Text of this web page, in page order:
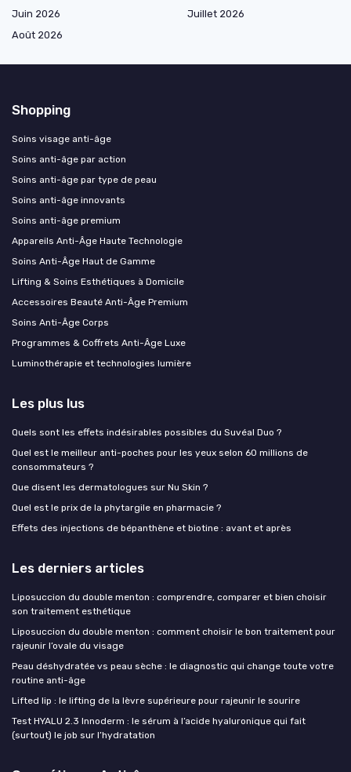
Juin 2026
Juillet 2026
Août 2026
Shopping
Soins visage anti-âge
Soins anti-âge par action
Soins anti-âge par type de peau
Soins anti-âge innovants
Soins anti-âge premium
Appareils Anti-Âge Haute Technologie
Soins Anti-Âge Haut de Gamme
Lifting & Soins Esthétiques à Domicile
Accessoires Beauté Anti-Âge Premium
Soins Anti-Âge Corps
Programmes & Coffrets Anti-Âge Luxe
Luminothérapie et technologies lumière
Les plus lus
Quels sont les effets indésirables possibles du Suvéal Duo ?
Quel est le meilleur anti-poches pour les yeux selon 60 millions de
consommateurs ?
Que disent les dermatologues sur Nu Skin ?
Quel est le prix de la phytargile en pharmacie ?
Effets des injections de bépanthène et biotine : avant et après
Les derniers articles
Liposuccion du double menton : comprendre, comparer et bien choisir
son traitement esthétique
Liposuccion du double menton : comment choisir le bon traitement pour
rajeunir l’ovale du visage
Peau déshydratée vs peau sèche : le diagnostic qui change toute votre
routine anti-âge
Lifted lip : le lifting de la lèvre supérieure pour rajeunir le sourire
Test HYALU 2.3 Innoderm : le sérum à l’acide hyaluronique qui fait
(surtout) le job sur l’hydratation